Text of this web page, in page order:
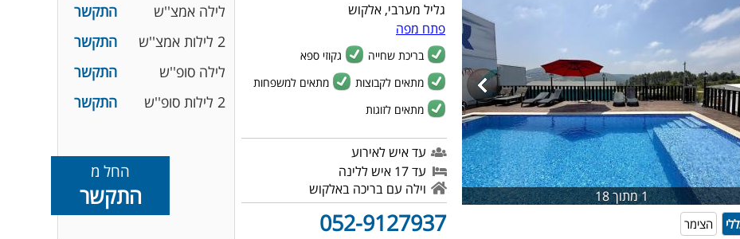
1 מתוך 18
הצימר
גליל מערבי, אלקוש
פתח מפה
בריכת שחייה
גקוזי ספא
מתאים לקבוצות
מתאים למשפחות
מתאים לזוגות
עד איש לאירוע
עד 17 איש ללינה
וילה עם בריכה באלקוש
052-9127937
לילה אמצ''ש
התקשר
2 לילות אמצ''ש
התקשר
לילה סופ''ש
התקשר
2 לילות סופ''ש
התקשר
החל מ
התקשר